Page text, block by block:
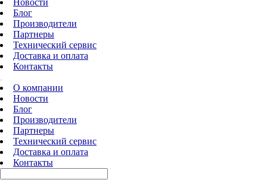
Новости
Блог
Производители
Партнеры
Технический сервис
Доставка и оплата
Контакты
О компании
Новости
Блог
Производители
Партнеры
Технический сервис
Доставка и оплата
Контакты